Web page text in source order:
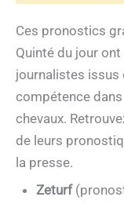
Ces pronostics
Quinté du jour
journalistes issus
compétence
chevaux.
de leurs
la presse.
Zeturf